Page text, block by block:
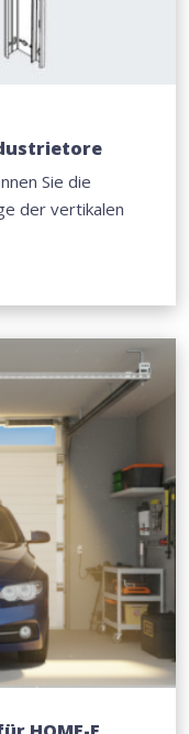
Sie die
der vertikalen